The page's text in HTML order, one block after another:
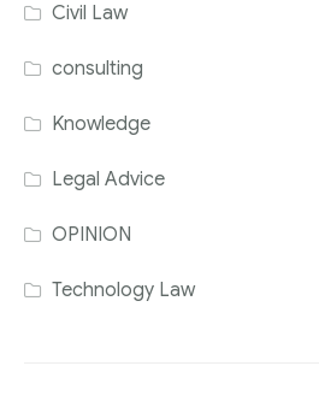
Civil Law
consulting
Knowledge
Legal Advice
OPINION
Technology Law